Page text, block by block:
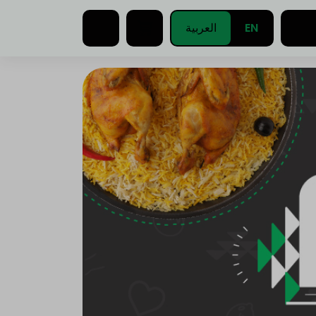
EN العربية